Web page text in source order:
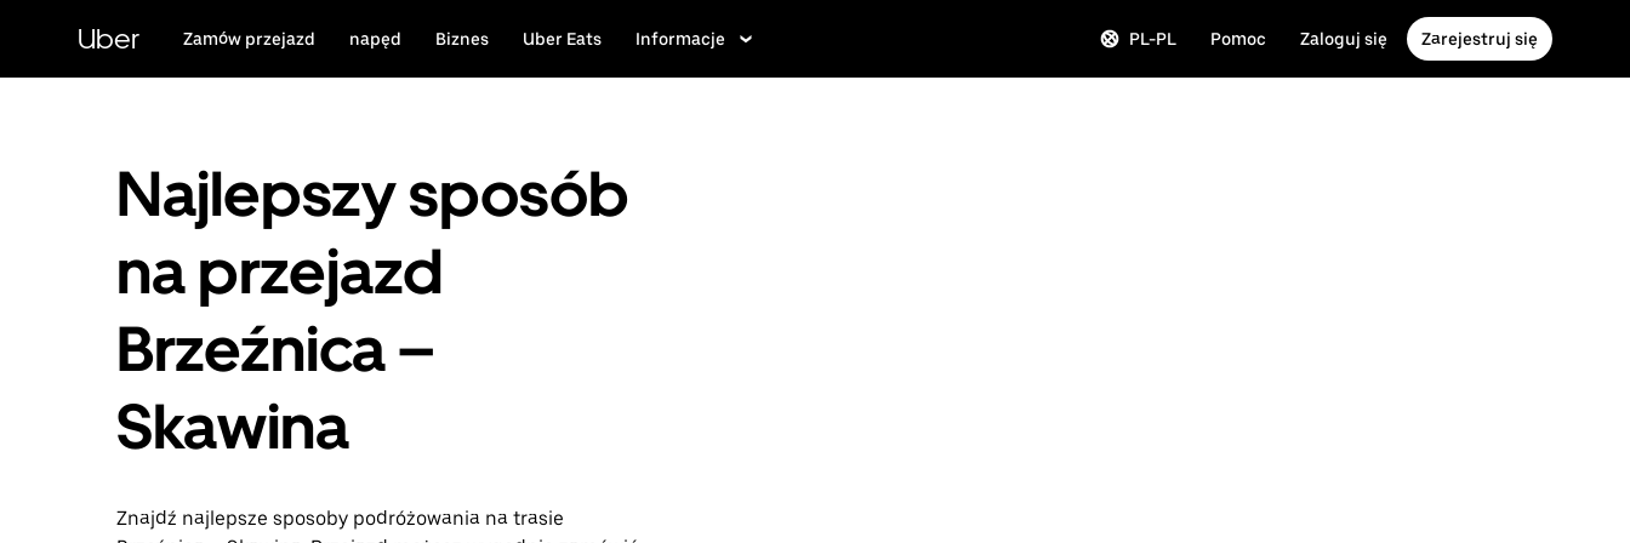
zawartości
Uber Zamów przejazd napęd Biznes Uber Eats Informacje PL-PL Pomoc Zaloguj się Zarejestruj się
Najlepszy sposób
na przejazd
Brzeźnica –
Skawina
Znajdź najlepsze sposoby podróżowania na trasie